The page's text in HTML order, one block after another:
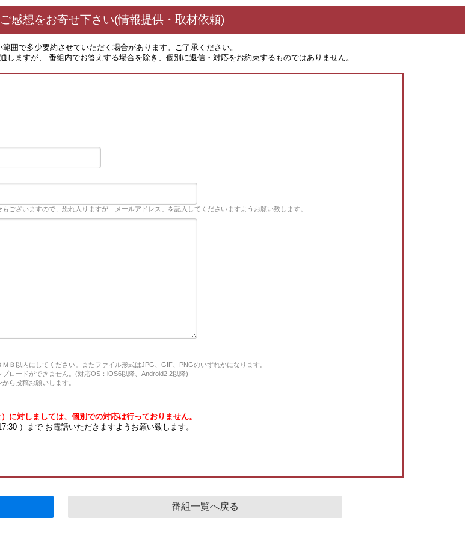
感想をお寄せ下さい(情報提供・取材依頼)
囲で多少要約させていただく場合があります。ご了承ください。
ますが、 番組内でお答えする場合を除き、個別に返信・対応をお約束するものではありません。
ございますので、恐れ入りますが「メールアドレス」を記入してくださいますようお願い致します。
Ｂ以内にしてください。またファイル形式はJPG、GIF、PNGのいずれかになります。
ロードができません。(対応OS：iOS6以降、Android2.2以降)
ら投稿お願いします。
に対しましては、個別での対応は行っておりません。
）まで お電話いただきますようお願い致します。
番組一覧へ戻る